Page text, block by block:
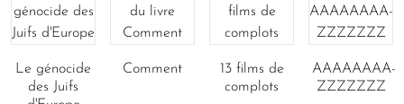
Le génocide
des Juifs
Comment
13 films de
complots
AAAAAAAA-
ZZZZZZZ